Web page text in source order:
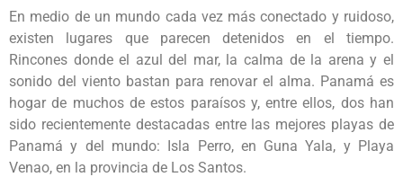
En medio de un mundo cada vez más conectado y ruidoso,
existen lugares que parecen detenidos en el tiempo.
Rincones donde el azul del mar, la calma de la arena y el
sonido del viento bastan para renovar el alma. Panamá es
hogar de muchos de estos paraísos y, entre ellos, dos han
sido recientemente destacadas entre las mejores playas de
Panamá y del mundo: Isla Perro, en Guna Yala, y Playa
Venao, en la provincia de Los Santos.